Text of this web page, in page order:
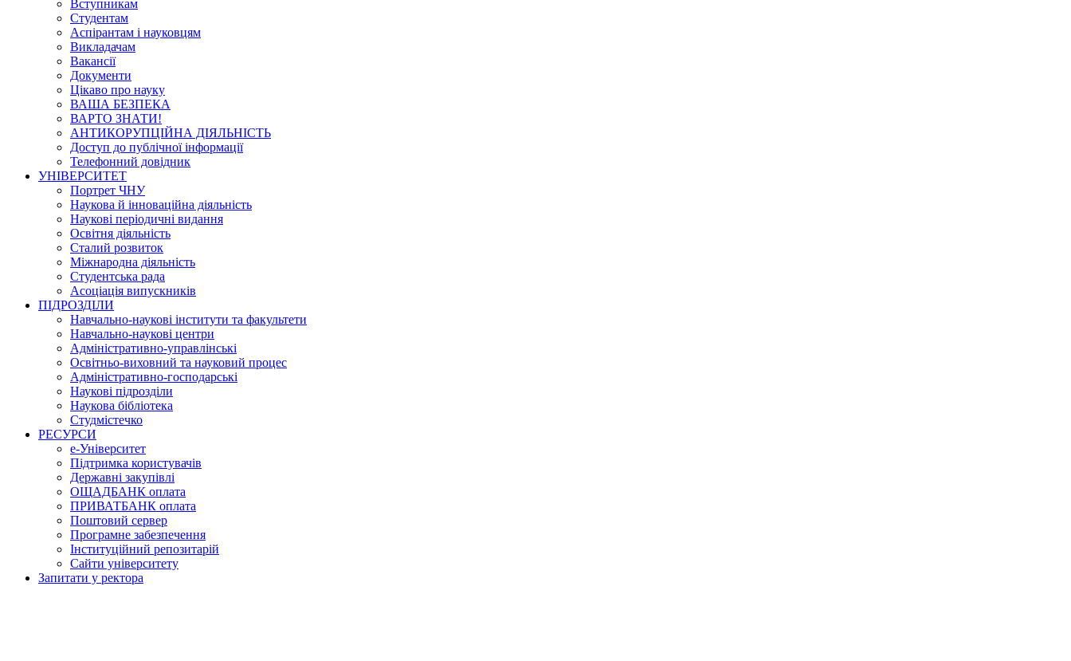
Вступникам
Студентам
Аспірантам і науковцям
Викладачам
Вакансії
Документи
Цікаво про науку
ВАША БЕЗПЕКА
ВАРТО ЗНАТИ!
АНТИКОРУПЦІЙНА ДІЯЛЬНІСТЬ
Доступ до публічної інформації
Телефонний довідник
УНІВЕРСИТЕТ
Портрет ЧНУ
Наукова й інноваційна діяльність
Наукові періодичні видання
Освітня діяльність
Сталий розвиток
Міжнародна діяльність
Студентська рада
Асоціація випускників
ПІДРОЗДІЛИ
Навчально-наукові інститути та факультети
Навчально-наукові центри
Адміністративно-управлінські
Освітньо-виховний та науковий процес
Адміністративно-господарські
Наукові підрозділи
Наукова бібліотека
Студмістечко
РЕСУРСИ
е-Університет
Підтримка користувачів
Державні закупівлі
ОЩАДБАНК оплата
ПРИВАТБАНК оплата
Поштовий сервер
Програмне забезпечення
Інституційний репозитарій
Сайти університету
Запитати у ректора